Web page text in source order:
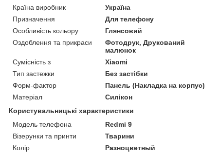
Країна виробник
Україна
Призначення
Для телефону
Особливість кольору
Глянсовий
Оздоблення та прикраси
Фотодрук, Друкований
малюнок
Сумісність з
Xiaomi
Тип застежки
Без застібки
Форм-фактор
Панель (Накладка на корпус)
Матеріал
Силікон
Користувальницькі характеристики
Модель телефона
Redmi 9
Візерунки та принти
Тварини
Колір
Разноцветный